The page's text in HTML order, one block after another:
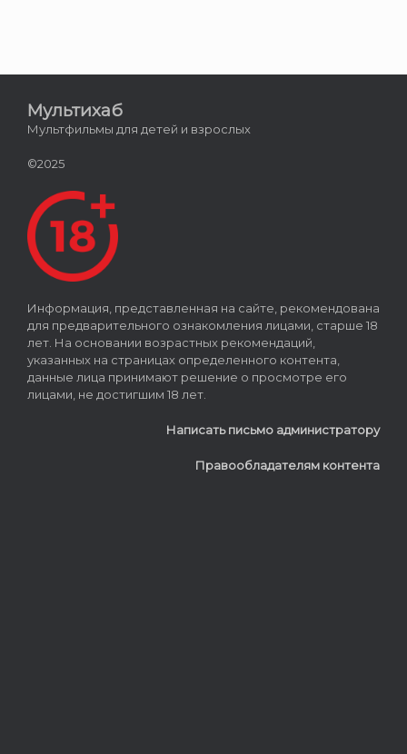
Мультихаб
Мультфильмы для детей и взрослых
©2025
Информация, представленная на сайте, рекомендована
для предварительного ознакомления лицами, старше 18
лет. На основании возрастных рекомендаций,
указанных на страницах определенного контента,
данные лица принимают решение о просмотре его
лицами, не достигшим 18 лет.
Написать письмо администратору
Правообладателям контента